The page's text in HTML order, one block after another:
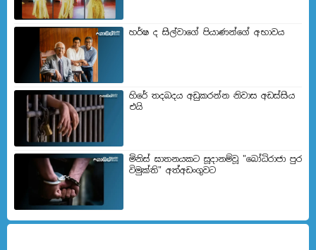
හර්ෂ ද සිල්වාගේ පියාණන්ගේ අභාවය
හිරේ තදබදය අඩුකරන්න නිවාස අඩස්සිය
එයි
මිනිස් ඝාතනයකට සූදානම්වූ "බෝධිරාජා පුර
විමුක්ති" අත්අඩංගුවට